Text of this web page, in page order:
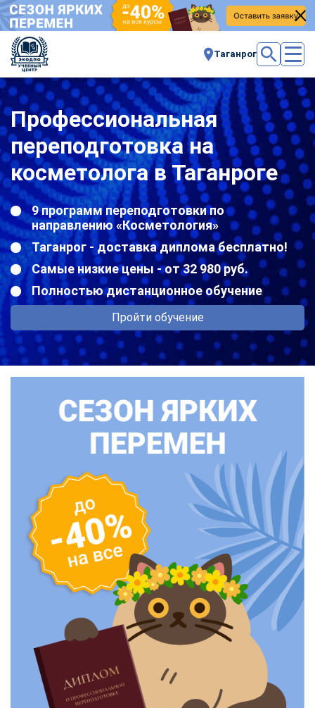
Таганрог
Профессиональная
переподготовка на
косметолога в Таганроге
9 программ переподготовки по
направлению «Косметология»
Таганрог - доставка диплома бесплатно!
Самые низкие цены - от 32 980 руб.
Полностью дистанционное обучение
Пройти обучение